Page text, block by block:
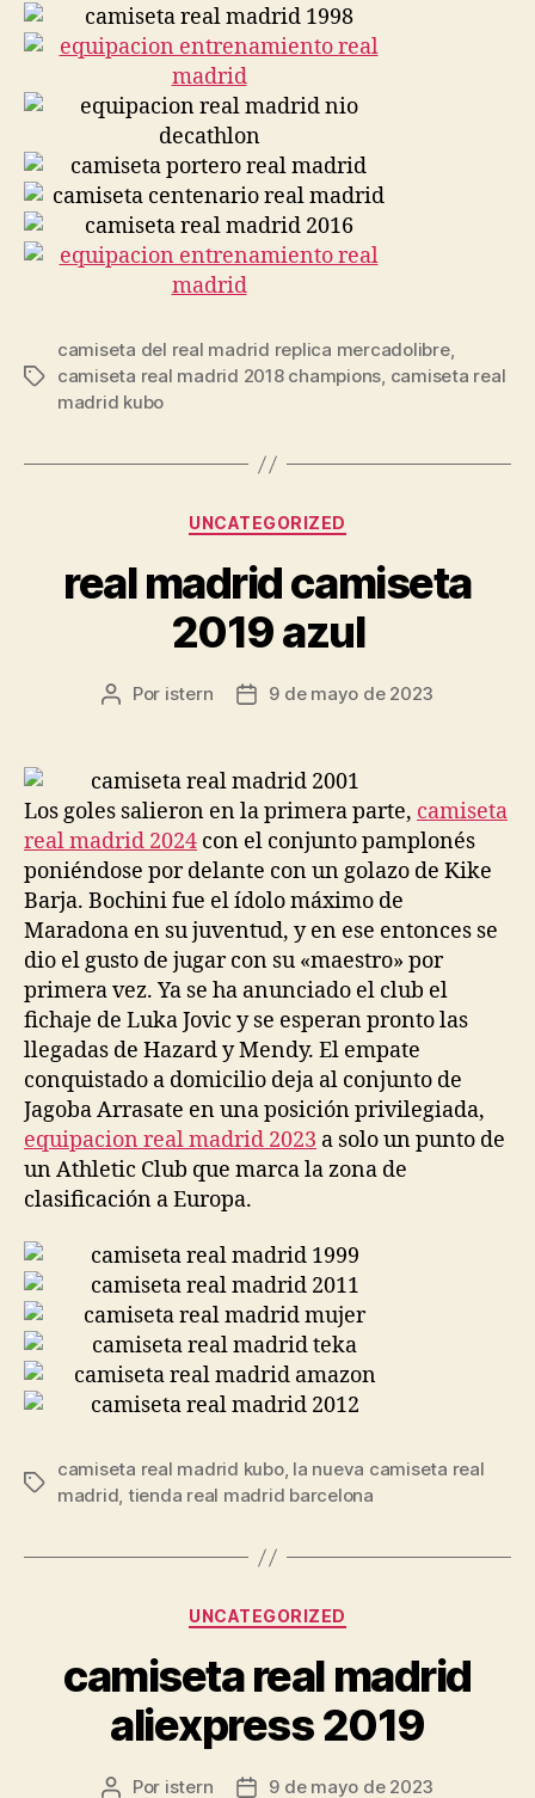
Etiquetas
camiseta del real madrid replica mercadolibre,
camiseta real madrid 2018 champions, camiseta real
madrid kubo
Categorías
UNCATEGORIZED
real madrid camiseta
2019 azul
Autor
entrada
Por istern
Fecha
entrada
9 de mayo de 2023
Los goles salieron en la primera parte, camiseta
real madrid 2024 con el conjunto pamplonés
poniéndose por delante con un golazo de Kike
Barja. Bochini fue el ídolo máximo de
Maradona en su juventud, y en ese entonces se
dio el gusto de jugar con su «maestro» por
primera vez. Ya se ha anunciado el club el
fichaje de Luka Jovic y se esperan pronto las
llegadas de Hazard y Mendy. El empate
conquistado a domicilio deja al conjunto de
Jagoba Arrasate en una posición privilegiada,
equipacion real madrid 2023 a solo un punto de
un Athletic Club que marca la zona de
clasificación a Europa.
Etiquetas
camiseta real madrid kubo, la nueva camiseta real
madrid, tienda real madrid barcelona
Categorías
UNCATEGORIZED
camiseta real madrid
aliexpress 2019
Autor
Por istern Fecha9 de mayo de 2023